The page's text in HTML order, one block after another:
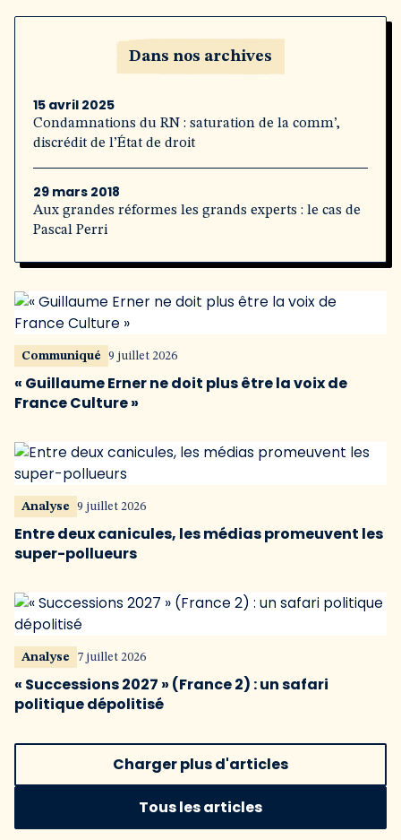
Dans nos archives
15 avril 2025
Condamnations du RN : saturation de la comm’,
discrédit de l’État de droit
29 mars 2018
Aux grandes réformes les grands experts : le cas de
Pascal Perri
Communiqué 9 juillet 2026
« Guillaume Erner ne doit plus être la voix de
France Culture »
Analyse 9 juillet 2026
Entre deux canicules, les médias promeuvent les
super-pollueurs
Analyse 7 juillet 2026
« Successions 2027 » (France 2) : un safari
politique dépolitisé
Charger plus d'articles
Tous les articles